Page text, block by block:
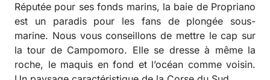
Réputée pour ses fonds marins, la baie de Propriano
est un paradis pour les fans de plongée sous-
marine. Nous vous conseillons de mettre le cap sur
la tour de Campomoro. Elle se dresse à même la
roche, le maquis en fond et l’océan comme voisin.